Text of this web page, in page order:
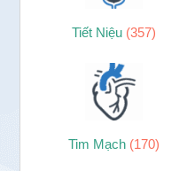
Tiết Niệu (357)
Tim Mạch (170)